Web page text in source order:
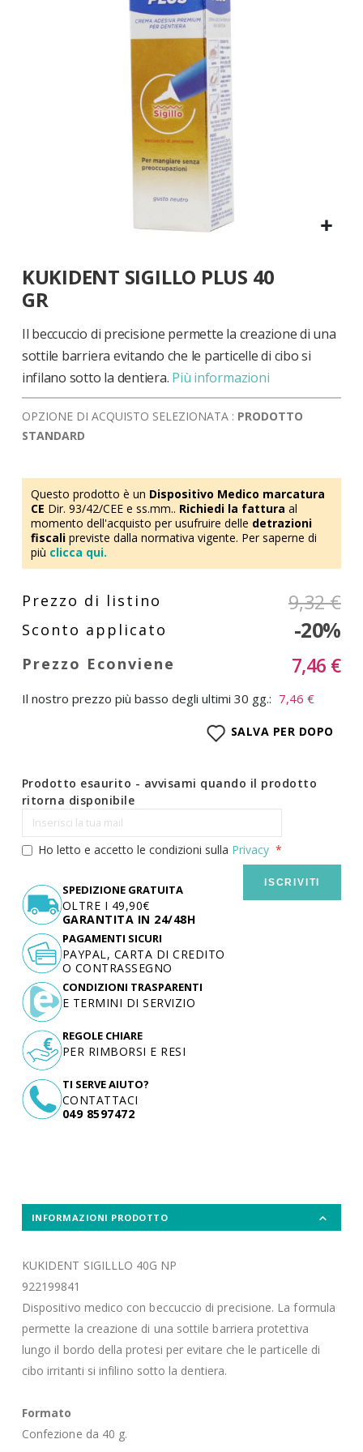
all'inizio
della
galleria
di
immagini
KUKIDENT SIGILLO PLUS 40
GR
Il beccuccio di precisione permette la creazione di una
sottile barriera evitando che le particelle di cibo si
infilano sotto la dentiera. Più informazioni
OPZIONE DI ACQUISTO SELEZIONATA : PRODOTTO
STANDARD
Questo prodotto è un Dispositivo Medico marcatura
CE Dir. 93/42/CEE e ss.mm.. Richiedi la fattura al
momento dell'acquisto per usufruire delle detrazioni
fiscalipreviste dalla normativa vigente. Per saperne di
più clicca qui.
9,32 €
-20%
7,46 €
Il nostro prezzo più basso degli ultimi 30 gg.: 7,46 €
SALVA PER DOPO
Prodotto esaurito - avvisami quando il prodotto
ritorna disponibile
Ho letto e accetto le condizioni sulla Privacy
ISCRIVITI
SPEDIZIONE GRATUITA
OLTRE I 49,90€
GARANTITA IN 24/48H
TI SERVE AIUTO?
CONTATTACI
049 8597472
PAGAMENTI SICURI
PAYPAL, CARTA DI CREDITO
O CONTRASSEGNO
CONDIZIONI TRASPARENTI
E TERMINI DI SERVIZIO
REGOLE CHIARE
PER RIMBORSI E RESI
INFORMAZIONI PRODOTTO
KUKIDENT SIGILLLO 40G NP
922199841
Dispositivo medico con beccuccio di precisione. La formula
permette la creazione di una sottile barriera protettiva
lungo il bordo della protesi per evitare che le particelle di
cibo irritanti si infilino sotto la dentiera.
Formato
Confezione da 40 g.